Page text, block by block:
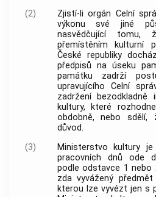
(2)
Zjistí-li orgán Celní
výkonu své jiné
nasvědčující
přemístěním kulturní
České republiky
předpisů na úseku
památku zadrží
upravujícího Celní
zadržení bezodkladně
kultury, které
obdobně, nebo
důvod.
(3)
Ministerstvo kultury
pracovních dnů ode
podle odstavce 1 nebo
zda vyvážený
kterou lze vyvézt jen s